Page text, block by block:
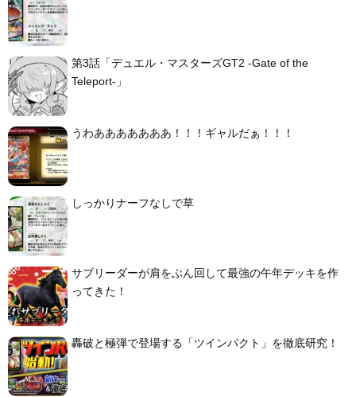
第3話「デュエル・マスターズGT2 -Gate of the
Teleport-」
うわあああああああ！！！ギャルだぁ！！！
しっかりナーフなしで草
サブリーダーが肩をぶん回して最強の午年デッキを作
ってきた！
轟破と極弾で登場する「ツインパクト」を徹底研究！